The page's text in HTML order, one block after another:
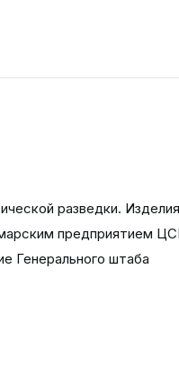
разведки.
предприятием
Генерального штаба